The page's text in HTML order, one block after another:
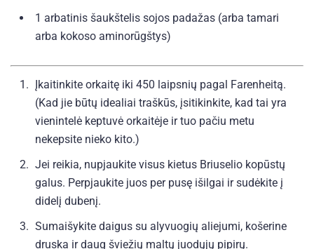
1 arbatinis šaukštelis sojos padažas (arba tamari
arba kokoso aminorūgštys)
Įkaitinkite orkaitę iki 450 laipsnių pagal Farenheitą.
(Kad jie būtų idealiai traškūs, įsitikinkite, kad tai yra
vienintelė keptuvė orkaitėje ir tuo pačiu metu
nekepsite nieko kito.)
Jei reikia, nupjaukite visus kietus Briuselio kopūstų
galus. Perpjaukite juos per pusę išilgai ir sudėkite į
didelį dubenį.
Sumaišykite daigus su alyvuogių aliejumi, košerine
druska ir daug šviežių maltų juodųjų pipirų.